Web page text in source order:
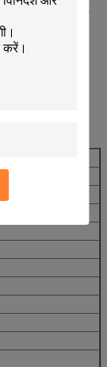
दूध देने की
है)